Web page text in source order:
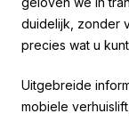
duidelijk, zonder
precies wat u
Uitgebreide
mobiele verhuislift,